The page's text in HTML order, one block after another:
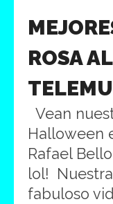
ROSA
Vean
Halloween
Rafael
lol!
fabuloso